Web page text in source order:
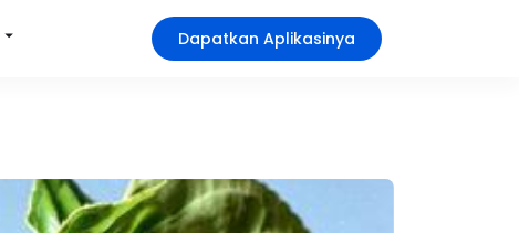
Dapatkan Aplikasinya